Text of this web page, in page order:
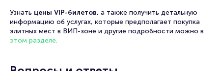
Узнать цены VIP-билетов, а также получить детальную
информацию об услугах, которые предполагает покупка
элитных мест в ВИП-зоне и другие подробности можно в
этом разделе.